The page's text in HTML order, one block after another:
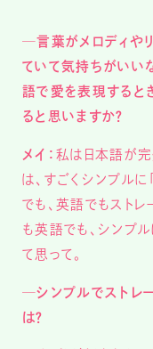
─言葉がメロディや
ていて気持ちがいい
語で愛を表現すると
ると思いますか？
メイ：私は日本語が完
は、すごくシンプルに
でも、英語でもスト
も英語でも、シンプ
て思って。
─シンプルでストレ
は？